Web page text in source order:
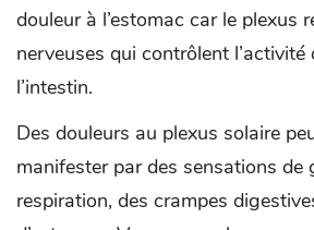
douleur à l’estomac car le plexus
nerveuses qui contrôlent l’activité
l’intestin.
Des douleurs au plexus solaire
manifester par des sensations de
respiration, des crampes